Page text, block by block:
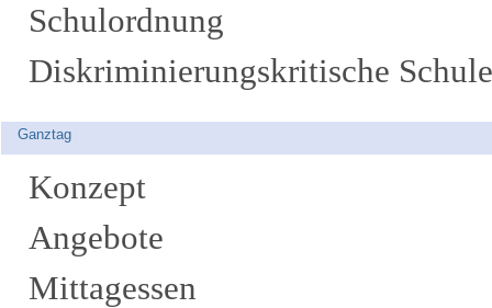
Schulordnung
Diskriminierungskritische Schule
Ganztag
Konzept
Angebote
Mittagessen